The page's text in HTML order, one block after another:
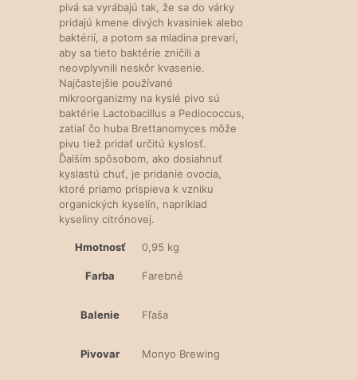
pivá sa vyrábajú tak, že sa do várky
pridajú kmene divých kvasiniek alebo
baktérií, a potom sa mladina prevarí,
aby sa tieto baktérie zničili a
neovplyvnili neskôr kvasenie.
Najčastejšie používané
mikroorganizmy na kyslé pivo sú
baktérie Lactobacillus a Pediococcus,
zatiaľ čo huba Brettanomyces môže
pivu tiež pridať určitú kyslosť.
Ďalším spôsobom, ako dosiahnuť
kyslastú chuť, je pridanie ovocia,
ktoré priamo prispieva k vzniku
organických kyselín, napríklad
kyseliny citrónovej.
Hmotnosť 0,95 kg
Farba Farebné
Balenie Fľaša
Pivovar Monyo Brewing